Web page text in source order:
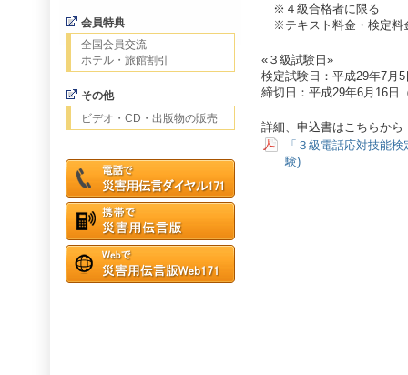
会員特典
全国会員交流
ホテル・旅館割引
その他
ビデオ・CD・出版物の販売
※４級合格者に限る
※テキスト料金・検定料
«３級試験日»
検定試験日：平成29年7月
締切日：平成29年6月16日
詳細、申込書はこちらから
「３級電話応対技能
験)